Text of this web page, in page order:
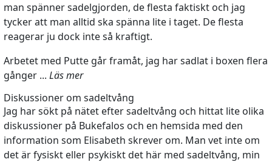
man spänner sadelgjorden, de flesta faktiskt och jag
tycker att man alltid ska spänna lite i taget. De flesta
reagerar ju dock inte så kraftigt.
Arbetet med Putte går framåt, jag har sadlat i boxen flera
gånger ... Läs mer
Diskussioner om sadeltvång
Jag har sökt på nätet efter sadeltvång och hittat lite olika
diskussioner på Bukefalos och en hemsida med den
information som Elisabeth skrever om. Man vet inte om
det är fysiskt eller psykiskt det här med sadeltvång, min